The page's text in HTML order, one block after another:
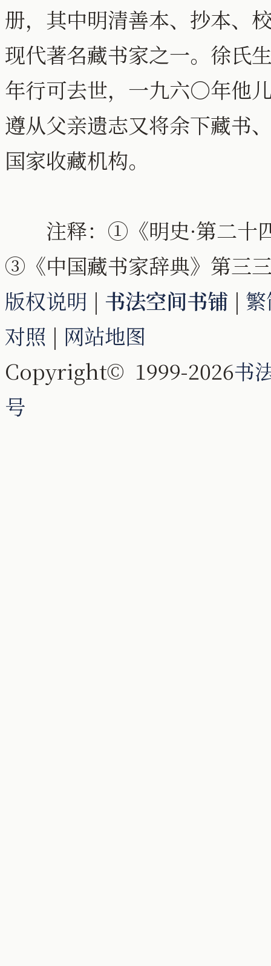
册，其中明清善本、抄本、
现代著名藏书家之一。徐氏
年行可去世，一九六○年他
遵从父亲遗志又将余下藏书
国家收藏机构。
注释：①《明史·第二十
③《中国藏书家辞典》第三
版权说明 | 书法空间书铺 |
对照 | 网站地图
Copyright© 1999-2026书
号